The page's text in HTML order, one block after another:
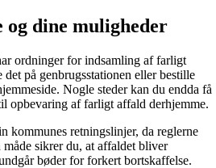
dine muligheder
ordninger for indsamling af farligt
på genbrugsstationen eller bestille
Nogle steder kan du endda få
opbevaring af farligt affald derhjemme.
kommunes retningslinjer, da reglerne
måde sikrer du, at affaldet bliver
bøder for forkert bortskaffelse.